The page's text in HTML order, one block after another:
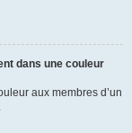
dans une couleur
aux membres d’un